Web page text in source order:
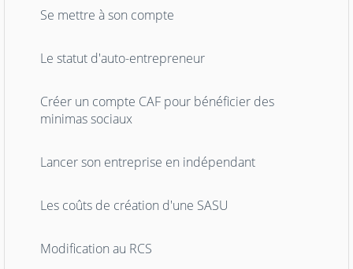
Se mettre à son compte
Le statut d'auto-entrepreneur
Créer un compte CAF pour bénéficier des
minimas sociaux
Lancer son entreprise en indépendant
Les coûts de création d'une SASU
Modification au RCS